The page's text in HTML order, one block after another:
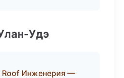
Удэ
Инженерия —